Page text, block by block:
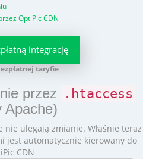
OptiPic CDN
integrację
taryfie
przez .htaccess
Apache)
nie ulegają zmianie. Właśnie teraz
jest automatycznie kierowany do
CDN